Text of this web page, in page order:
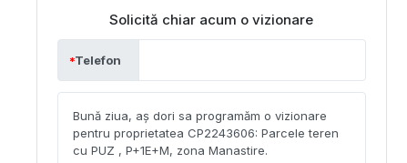
Solicită chiar acum o vizionare
Telefon